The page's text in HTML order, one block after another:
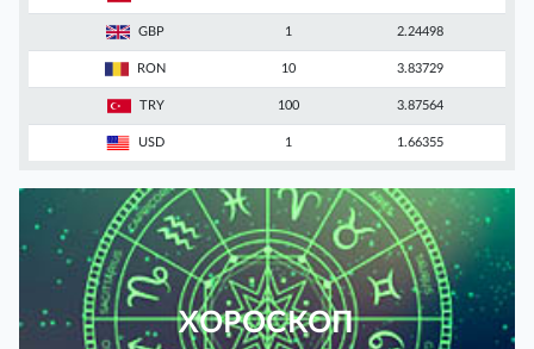
GBP 1 2.24498
RON 10 3.83729
TRY 100 3.87564
USD 1 1.66355
ХОРОСКОП